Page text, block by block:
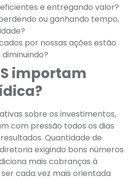
e entregando valor?
ou ganhando tempo,
por nossas ações estão
importam
sobre os investimentos,
com pressão todos os dias
Quantidade de
exigindo bons números
mais cobranças à
cada vez mais orientada